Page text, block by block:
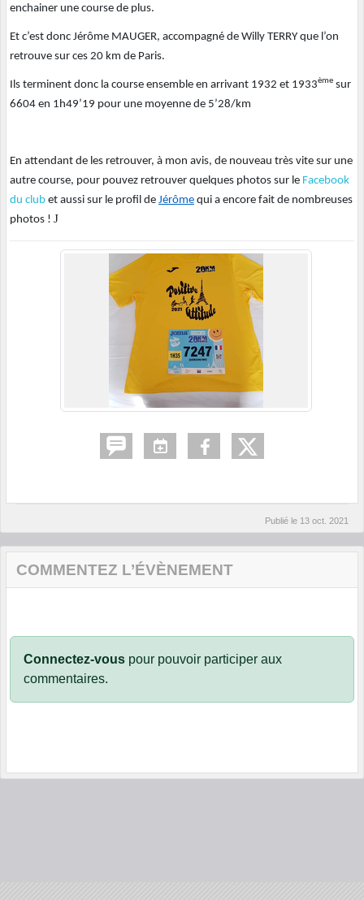
enchainer une course de plus.
Et c’est donc Jérôme MAUGER, accompagné de Willy TERRY que l’on
retrouve sur ces 20 km de Paris.
Ils terminent donc la course ensemble en arrivant 1932 et 1933ème sur
6604 en 1h49’19 pour une moyenne de 5’28/km
En attendant de les retrouver, à mon avis, de nouveau très vite sur une
autre course, pour pouvez retrouver quelques photos sur le Facebook
du club et aussi sur le profil de Jérôme qui a encore fait de nombreuses
photos ! J
Publié le 13 oct. 2021
COMMENTEZ L’ÉVÈNEMENT
Connectez-vous pour pouvoir participer aux
commentaires.